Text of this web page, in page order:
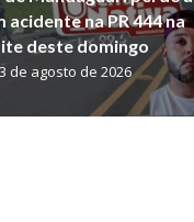
acidente na PR 444 na
deste domingo
3 de agosto de 2026